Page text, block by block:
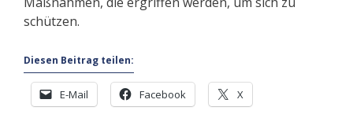
schützen.
Diesen Beitrag teilen:
E-Mail Facebook X